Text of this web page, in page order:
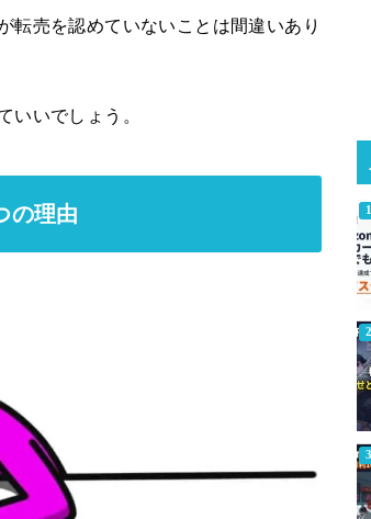
転売を認めていないことは間違いあり
いいでしょう。
の理由